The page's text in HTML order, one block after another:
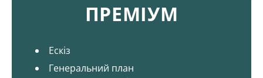
ПРЕМІУМ
Ескіз
Генеральний план